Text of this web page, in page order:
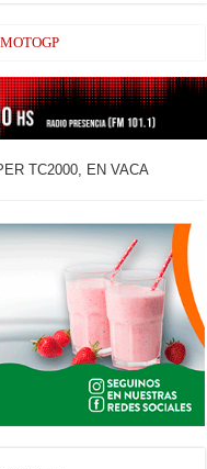
TC2000, EN VACA